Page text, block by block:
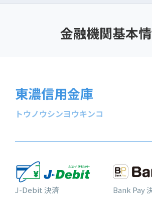
金融機関基本
東濃信用金庫
トウノウシンヨウキンコ
J-Debit 決済
Bank Pay